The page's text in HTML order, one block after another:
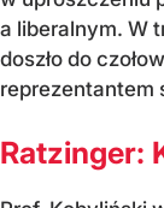
a liberalnym. W
doszło do
reprezentantem
Ratzinger: